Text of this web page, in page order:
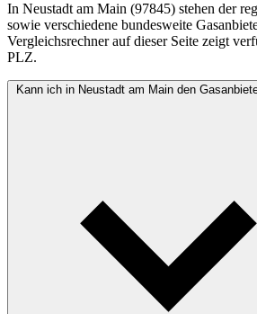
In Neustadt am Main (97845) stehen der
sowie verschiedene bundesweite
Vergleichsrechner auf dieser Seite zeigt
PLZ.
Kann ich in Neustadt am Main den